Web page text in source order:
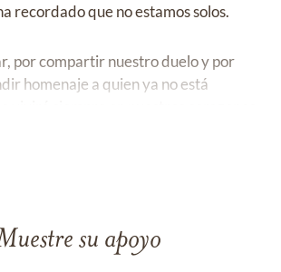
recordado que no estamos solos.
por compartir nuestro duelo y por
homenaje a quien ya no está
su apoyo